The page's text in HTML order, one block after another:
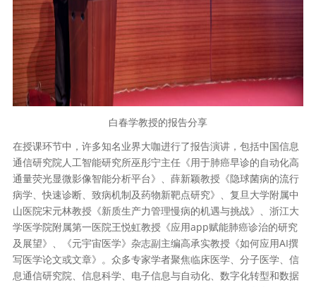
白春学教授的报告分享
在授课环节中，许多知名业界大咖进行了报告演讲，包括中国信息
通信研究院人工智能研究所巫彤宁主任《用于肺癌早诊的自动化高
通量荧光显微影像智能分析平台》、薛新颖教授《隐球菌病的流行
病学、快速诊断、致病机制及药物新靶点研究》、复旦大学附属中
山医院宋元林教授《新质生产力管理慢病的机遇与挑战》、浙江大
学医学院附属第一医院王悦虹教授《应用app赋能肺癌诊治的研究
及展望》、《元宇宙医学》杂志副主编高承实教授《如何应用AI撰
写医学论文或文章》。众多专家学者聚焦临床医学、分子医学、信
息通信研究院、信息科学、电子信息与自动化、数字化转型和数据